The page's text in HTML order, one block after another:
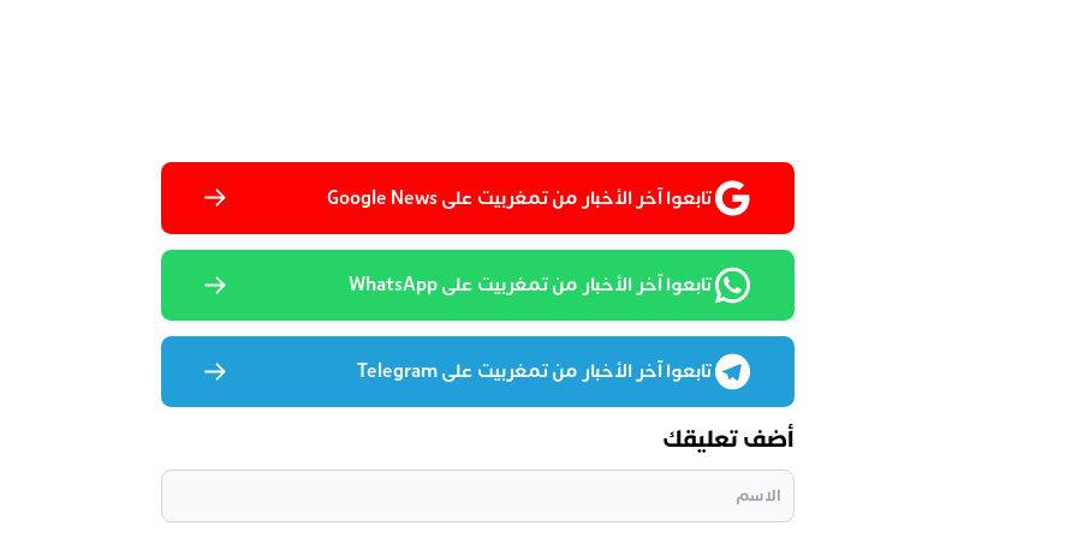
تابعوا آخر الأخبار من تمغربيت على Google News
تابعوا آخر الأخبار من تمغربيت على WhatsApp
تابعوا آخر الأخبار من تمغربيت على Telegram
أضف تعليقك